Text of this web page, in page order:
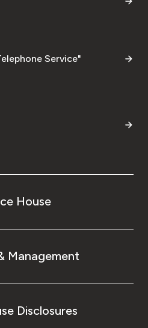
Service"
House
Management
Disclosures